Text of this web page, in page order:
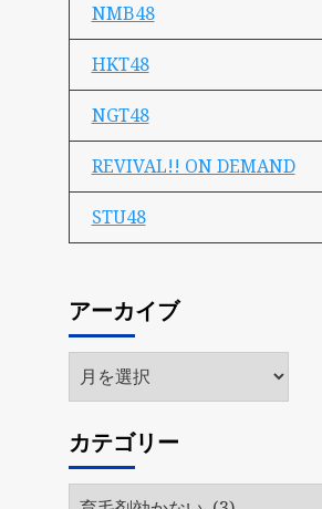
NMB48
HKT48
NGT48
REVIVAL!! ON DEMAND
STU48
アーカイブ
ア
ー
イ
ブ
カテゴリー
カ